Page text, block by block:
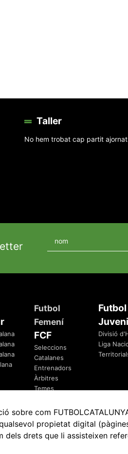
Taller
No hem trobat cap partit
Futbol
Femení
FCF
Seleccions
Catalanes
Entrenadors
Àrbitres
Temes
Futbol
Divisió
Liga
Avis Legal Política de
sobre com
propietat digital
dels drets que li assisteixen